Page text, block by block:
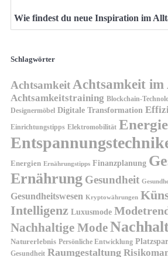
Wie findest du neue Inspiration im
Schlagwörter
AchtsamkeitAchtsamkeit im
Achtsamkeitstraining Blockchain-
Designermöbel Digitale Transformation
Einrichtungstipps Elektromobilität
Energien Ernährungstipps Finanzplanung
Ernährung Gesundheit
Gesundheitswesen Kryptowährungen
Intelligenz Luxusmode
Nachhaltige Mode
Naturerlebnis Persönliche Entwicklung
Gesundheit Raumgestaltung